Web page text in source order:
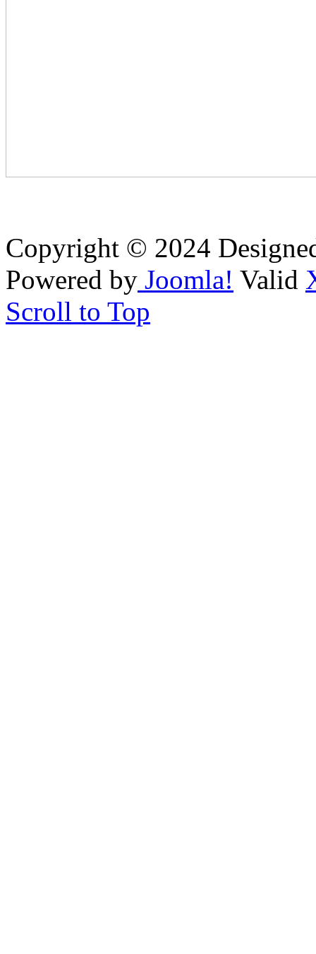
Copyright © 2024
Powered by Joomla! Valid
Scroll to Top